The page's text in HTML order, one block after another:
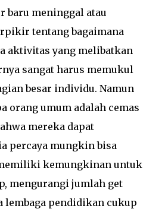
baru meninggal atau
tentang bagaimana
aktivitas yang melibatkan
sangat harus memukul
besar individu. Namun
orang umum adalah cemas
mereka dapat
percaya mungkin bisa
kemungkinan untuk
mengurangi jumlah get
lembaga pendidikan cukup